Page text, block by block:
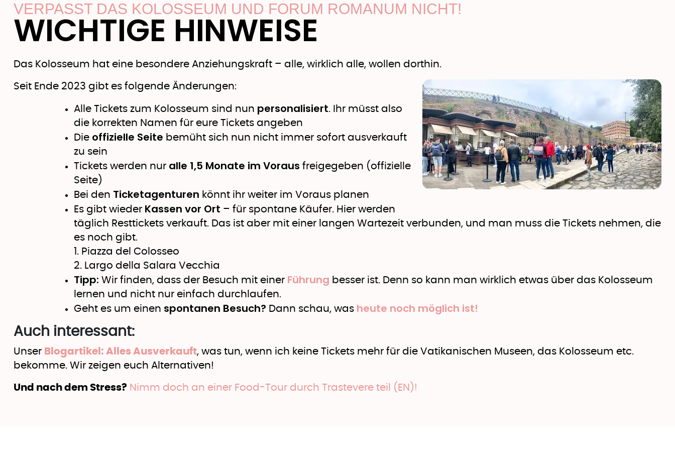
VERPASST DAS KOLOSSEUM UND FORUM ROMANUM NICHT!
WICHTIGE HINWEISE
Das Kolosseum hat eine besondere Anziehungskraft – alle, wirklich alle, wollen dorthin.
Seit Ende 2023 gibt es folgende Änderungen:
Alle Tickets zum Kolosseum sind nun personalisiert. Ihr müsst also
die korrekten Namen für eure Tickets angeben
Die offizielle Seite bemüht sich nun nicht immer sofort ausverkauft
zu sein
Tickets werden nur alle 1,5 Monate im Voraus freigegeben (offizielle
Seite)
Bei den Ticketagenturen könnt ihr weiter im Voraus planen
Es gibt wieder Kassen vor Ort – für spontane Käufer. Hier werden
täglich Resttickets verkauft. Das ist aber mit einer langen Wartezeit verbunden, und man muss die Tickets nehmen, die
es noch gibt.
1. Piazza del Colosseo
2. Largo della Salara Vecchia
Tipp: Wir finden, dass der Besuch mit einer Führung besser ist. Denn so kann man wirklich etwas über das Kolosseum
lernen und nicht nur einfach durchlaufen.
Geht es um einen spontanen Besuch? Dann schau, was heute noch möglich ist!
Auch interessant:
Unser Blogartikel: Alles Ausverkauft, was tun, wenn ich keine Tickets mehr für die Vatikanischen Museen, das Kolosseum etc.
bekomme. Wir zeigen euch Alternativen!
Und nach dem Stress? Nimm doch an einer Food-Tour durch Trastevere teil (EN)!